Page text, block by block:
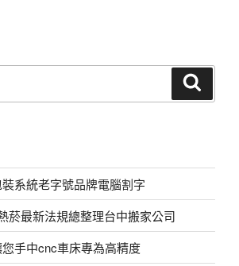
系統老字號品牌電腦割字
菸最新法規總整理台中搬家公司
手中cnc車床專為高精度